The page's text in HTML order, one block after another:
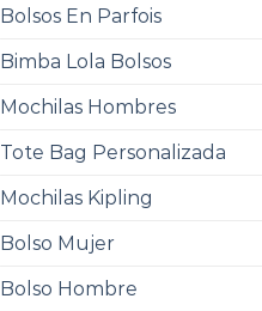
Bolsos En Parfois
Bimba Lola Bolsos
Mochilas Hombres
Tote Bag Personalizada
Mochilas Kipling
Bolso Mujer
Bolso Hombre